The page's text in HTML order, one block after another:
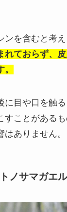
ンを含むと考
れておらず、
に目や口を触
すことがある
ありません。
ノサマガエル